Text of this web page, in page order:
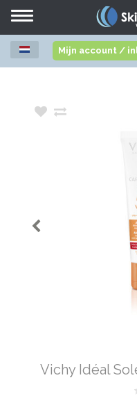
Toggle
Mijn account /
Vichy Idéal